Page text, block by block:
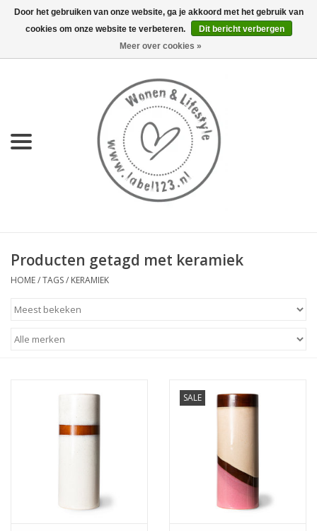
0 Artikelen - €0,00
KEUKEN
LIFESTYLE
MEUBELS
STATIONARY
ALGEMEEN
Producten getagd met keramiek
HOME/TAGS/ KERAMIEK
SALE
Door het gebruiken van onze website, ga je akkoord met het gebruik van
cookies om onze website te verbeteren.
Dit bericht verbergen
Meer over cookies »